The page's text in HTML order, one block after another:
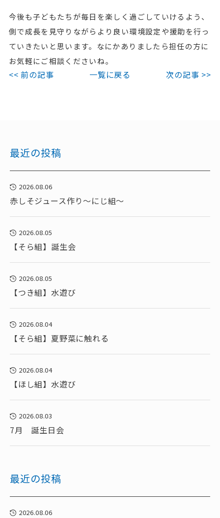
今後も子どもたちが毎日を楽しく過ごしていけるよう、
側で成長を見守りながらより良い環境設定や援助を行っ
ていきたいと思います。なにかありましたら担任の方に
お気軽にご相談くださいね。
<< 前の記事 一覧に戻る 次の記事 >>
最近の投稿
2026.08.06
赤しそジュース作り～にじ組～
2026.08.05
【そら組】誕生会
2026.08.05
【つき組】水遊び
2026.08.04
【そら組】夏野菜に触れる
2026.08.04
【ほし組】水遊び
2026.08.03
7月 誕生日会
最近の投稿
2026.08.06